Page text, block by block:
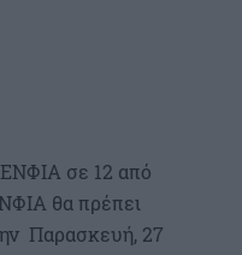
σε 12 από
θα πρέπει
Παρασκευή, 27